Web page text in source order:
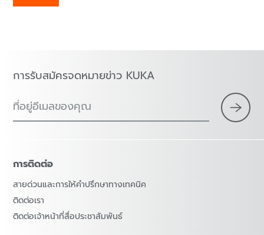
การรับสมัครจดหมายข่าว KUKA
ที่อยู่อีเมลของคุณ
การติดต่อ
สายด่วนและการให้คำปรึกษาทางเทคนิค
ติดต่อเรา
ติดต่อเจ้าหน้าที่สื่อประชาสัมพันธ์